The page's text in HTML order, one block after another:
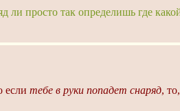
ли просто так определишь где
если тебе в руки попадет снаряд,